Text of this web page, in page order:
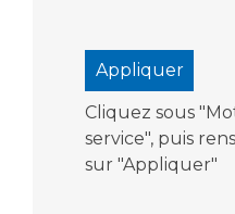
Cliquez sous
service", puis
sur "Appliquer"